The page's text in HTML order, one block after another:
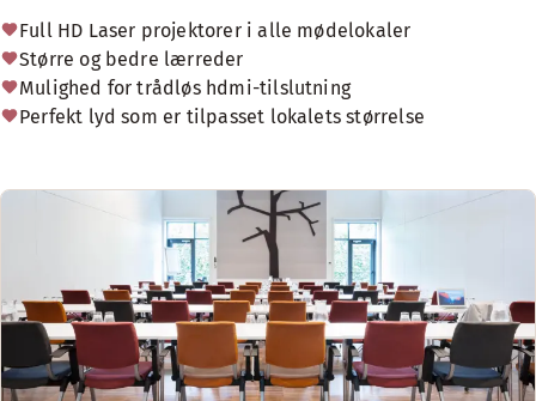
Full HD Laser projektorer i alle mødelokaler
Større og bedre lærreder
Mulighed for trådløs hdmi-tilslutning
Perfekt lyd som er tilpasset lokalets størrelse